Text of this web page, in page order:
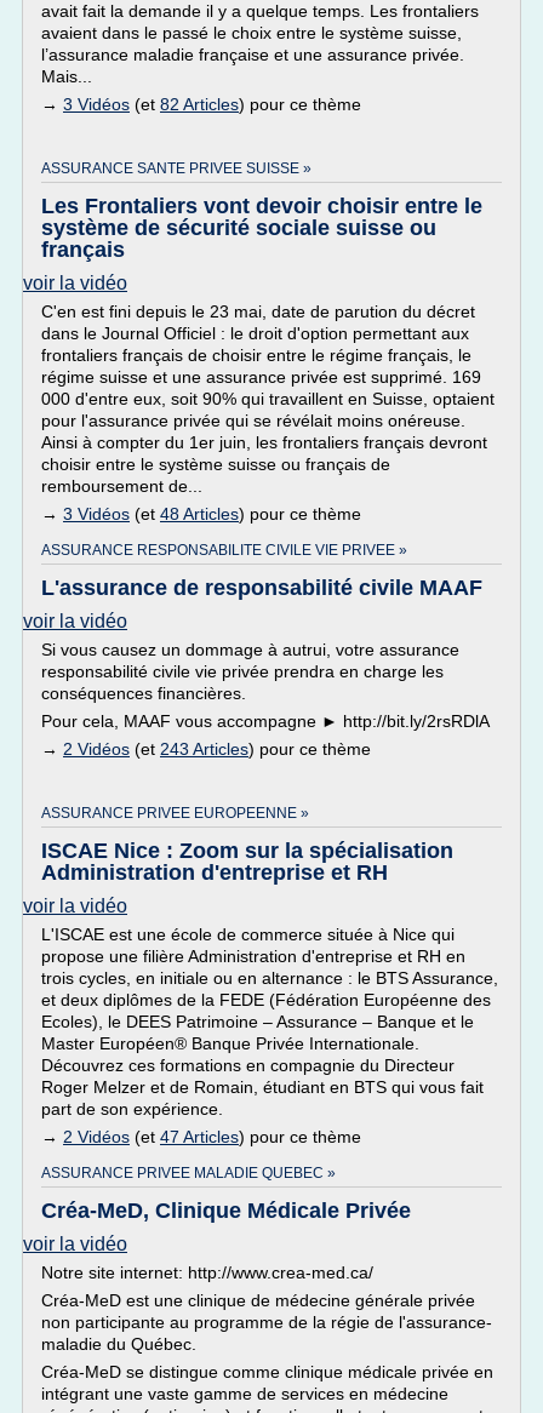
avait fait la demande il y a quelque temps. Les frontaliers
avaient dans le passé le choix entre le système suisse,
l’assurance maladie française et une assurance privée.
Mais...
→ 3 Vidéos (et 82 Articles) pour ce thème
ASSURANCE SANTE PRIVEE SUISSE »
Les Frontaliers vont devoir choisir entre le
système de sécurité sociale suisse ou
français
voir la vidéo
C'en est fini depuis le 23 mai, date de parution du décret
dans le Journal Officiel : le droit d'option permettant aux
frontaliers français de choisir entre le régime français, le
régime suisse et une assurance privée est supprimé. 169
000 d'entre eux, soit 90% qui travaillent en Suisse, optaient
pour l'assurance privée qui se révélait moins onéreuse.
Ainsi à compter du 1er juin, les frontaliers français devront
choisir entre le système suisse ou français de
remboursement de...
→ 3 Vidéos (et 48 Articles) pour ce thème
ASSURANCE RESPONSABILITE CIVILE VIE PRIVEE »
L'assurance de responsabilité civile MAAF
voir la vidéo
Si vous causez un dommage à autrui, votre assurance
responsabilité civile vie privée prendra en charge les
conséquences financières.
Pour cela, MAAF vous accompagne ► http://bit.ly/2rsRDlA
→ 2 Vidéos (et 243 Articles) pour ce thème
ASSURANCE PRIVEE EUROPEENNE »
ISCAE Nice : Zoom sur la spécialisation
Administration d'entreprise et RH
voir la vidéo
L'ISCAE est une école de commerce située à Nice qui
propose une filière Administration d'entreprise et RH en
trois cycles, en initiale ou en alternance : le BTS Assurance,
et deux diplômes de la FEDE (Fédération Européenne des
Ecoles), le DEES Patrimoine – Assurance – Banque et le
Master Européen® Banque Privée Internationale.
Découvrez ces formations en compagnie du Directeur
Roger Melzer et de Romain, étudiant en BTS qui vous fait
part de son expérience.
→ 2 Vidéos (et 47 Articles) pour ce thème
ASSURANCE PRIVEE MALADIE QUEBEC »
Créa-MeD, Clinique Médicale Privée
voir la vidéo
Notre site internet: http://www.crea-med.ca/
Créa-MeD est une clinique de médecine générale privée
non participante au programme de la régie de l'assurance-
maladie du Québec.
Créa-MeD se distingue comme clinique médicale privée en
intégrant une vaste gamme de services en médecine